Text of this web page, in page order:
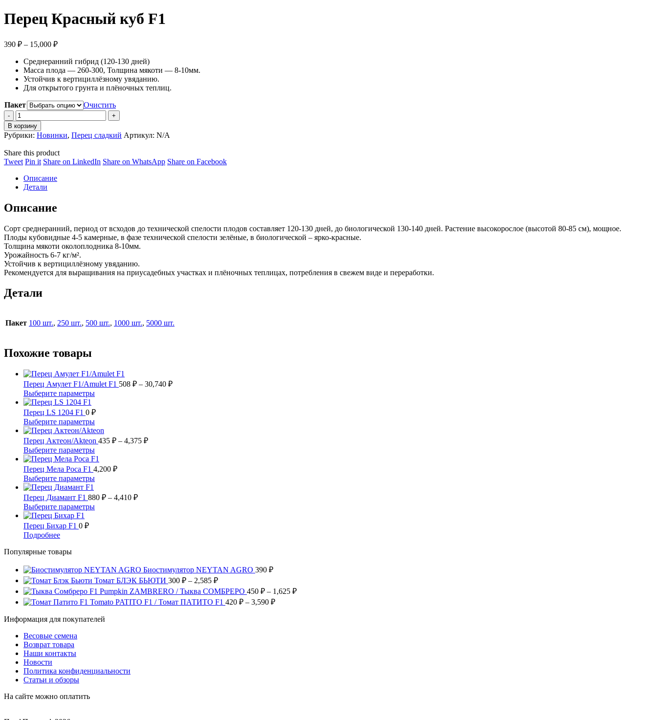
Перец Красный куб F1
390 ₽ – 15,000 ₽Диапазон
390 ₽
–
15,000 ₽
Среднеранний гибрид (120-130 дней)
Масса плода — 260-300, Толщина мякоти — 8-10мм.
Устойчив к вертициллёзному увяданию.
Для открытого грунта и плёночных теплиц.
Пакет
Очистить
Перец
Красный
куб
F1
quantity
В корзину
Рубрики: Новинки, Перец сладкий Артикул: N/A
Share this product
TweetShare
Twitter
Pin itShare
Pinterest
Share on LinkedIn Share
Share on WhatsAppShare
Share on FacebookShare
Описание
Детали
Описание
Сорт среднеранний, период от всходов до технической спелости плодов составляет 120-130 дней, до биологической 130-140 дней. Растение высокорослое (высотой 80-85 см), мощное.
Плоды кубовидные 4-5 камерные, в фазе технической спелости зелёные, в биологической – ярко-красные.
Толщина мякоти околоплодника 8-10мм.
Урожайность 6-7 кг/м².
Устойчив к вертициллёзному увяданию.
Рекомендуется для выращивания на приусадебных участках и плёночных теплицах, потребления в свежем виде и переработки.
Детали
Пакет 100 шт., 250 шт., 500 шт., 1000 шт., 5000 шт.
Похожие товары
Перец Амулет F1/Amulet F1 508 ₽ – 30,740 ₽Диапазон
Выберите параметрыЭтот
имеет
несколько
вариаций.
Опции
можно
выбрать
на
странице
товара.
Перец LS 1204 F1 0 ₽
Выберите параметрыЭтот
товар
имеет
несколько
вариаций.
Опции
можно
выбрать
странице
товара.
Перец Актеон/Akteon 435 ₽ – 4,375 ₽Диапазон
Выберите параметрыЭтот
товар
имеет
несколько
вариаций.
Опции
можно
выбрать
Перец Мела Роса F1 4,200 ₽
Выберите параметрыЭтот
имеет
несколько
вариаций.
товара.
Перец Диамант F1 880 ₽ – 4,410 ₽Диапазон
Выберите параметрыЭтот
выбрать
на
странице
товара.
Перец Бихар F1 0 ₽
ПодробнееЭтот
имеет
вариаций.
Опции
можно
выбрать
на
товара.
Популярные товары
Биостимулятор NEYTAN AGRO 390 ₽
Томат БЛЭК БЬЮТИ 300 ₽ – 2,585 ₽Диапазон
цен:
300 ₽
–
Pumpkin ZAMBRERO / Тыква СОМБРЕРО 450 ₽ – 1,625 ₽Диапазон
Tomato PATITO F1 / Томат ПАТИТО F1 420 ₽ – 3,590 ₽Диапазон
Информация для покупателей
Весовые семена
Возврат товара
Наши контакты
Новости
Политика конфиденциальности
Статьи и обзоры
На сайте можно оплатить